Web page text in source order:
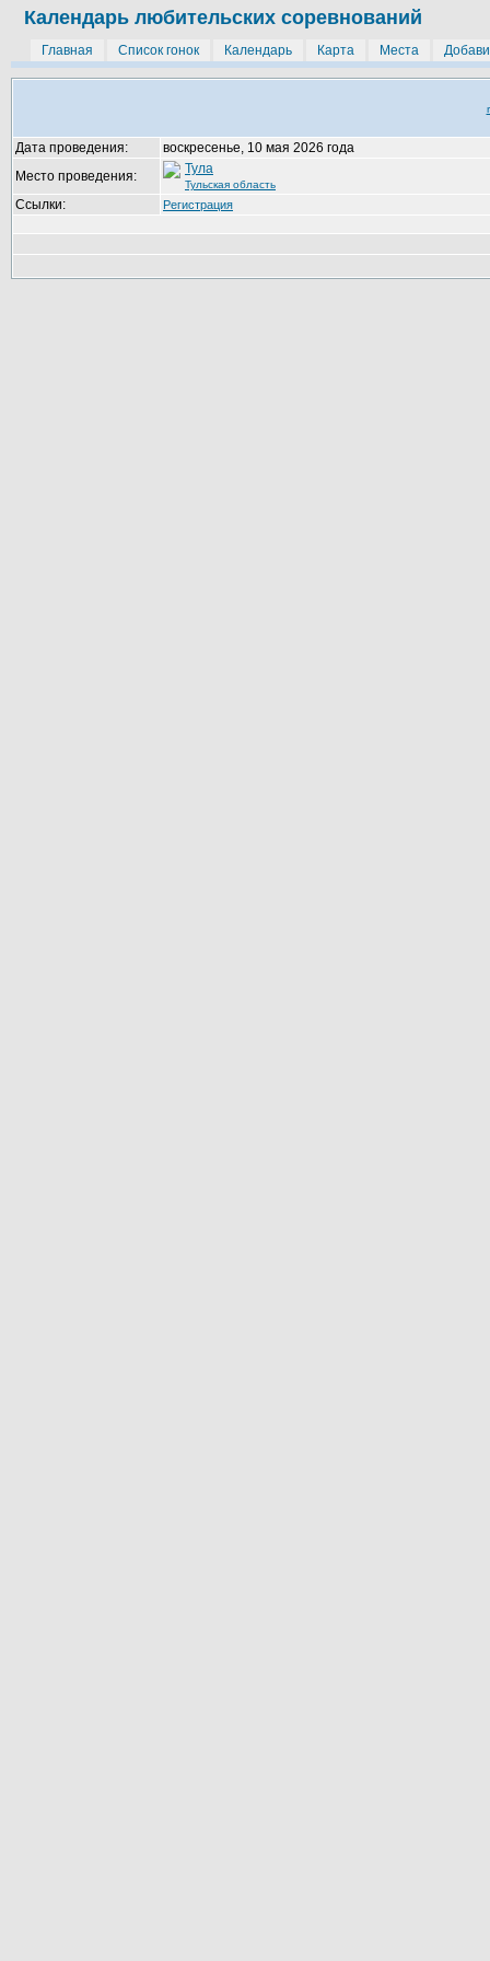
Календарь любительских соревнований
Главная Список гонок Календарь Карта Места
Дата проведения:
воскресенье, 10 мая 2026 года
Место проведения:
Тула
Тульская область
Ссылки: Регистрация